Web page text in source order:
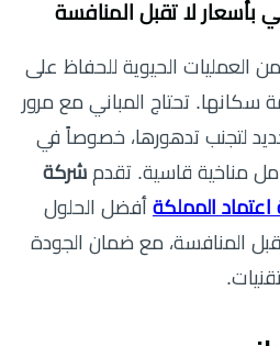
بأسعار لا تقبل المنافسة
العمليات الحيوية للحفاظ على
سكانها. تحتاج المباني مع مرور
لتجنب تدهورها، خصوصاً في
مناخية قاسية. تقدم شركة
المملكة أفضل الحلول
تقبل المنافسة، مع ضمان الجودة